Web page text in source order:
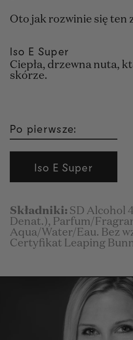
Oto jak rozwinie się ten
Iso E Super
Ciepła, drzewna nuta,
skórze.
Po pierwsze:
Iso E Super
Składniki: SD Alcohol
Denat.), Parfum/
Aqua/Water/Eau. Bez
Certyfikat Leaping